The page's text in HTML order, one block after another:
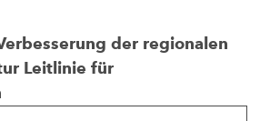
der regionalen
Leitlinie für